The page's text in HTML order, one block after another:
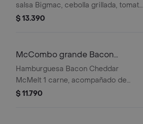
salsa Bigmac, cebolla grillada, tomate,
lechuga, tocino y queso. Acompañado
$ 13.390
McCombo grande Bacon
Cheddar McMelt
Hamburguesa Bacon Cheddar
McMelt 1 carne, acompañado de
bebida y papas grandes
$ 11.790